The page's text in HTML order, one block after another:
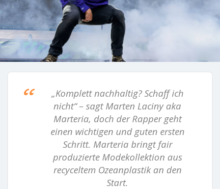
„Komplett nachhaltig? Schaff ich
nicht“ – sagt Marten Laciny aka
Marteria, doch der Rapper geht
einen wichtigen und guten ersten
Schritt. Marteria bringt fair
produzierte Modekollektion aus
recyceltem Ozeanplastik an den
Start.